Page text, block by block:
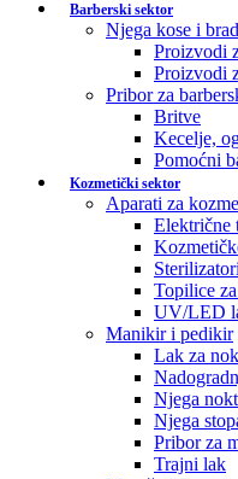
Barberski sektor
Njega kose i
Proizvodi
Proizvodi
Pribor za
Britve
Kecelje,
Pomoćni
Kozmetički sektor
Aparati za
Električne
Topilice
UV/LED
Manikir i pedikir
Lak za
Njega
Njega
Pribor za
Trajni lak